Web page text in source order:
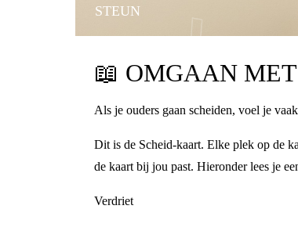
STEUN
📖 OMGAAN
Als je ouders gaan scheiden, voel je
Dit is de Scheid-kaart. Elke plek op de
de kaart bij jou past. Hieronder lees je
Verdriet